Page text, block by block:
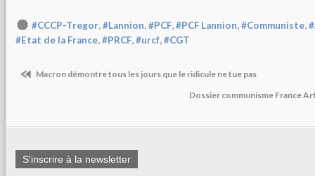
#CCCP-Tregor,#Lannion,#PCF,#PCF Lannion,#Communiste,
#Etat de la France,#PRCF,#urcf,#CGT
Macron démontre tous les jours que le ridicule ne tue pas
Dossier communisme France
S'inscrire à la newsletter